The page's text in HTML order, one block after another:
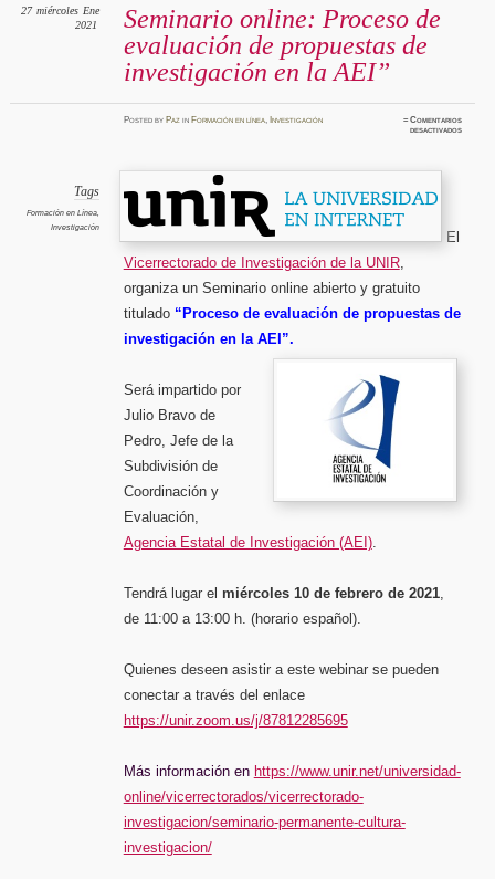
Seminario online: Proceso de
evaluación de propuestas de
investigación en la AEI”
27 miércoles Ene
2021
Postedby Paz in Formación en línea, Investigación ≈Comentarios
desactivadosen
Tags
Formación en Línea,
Investigación
El
Vicerrectorado de Investigación de la UNIR,
organiza un Seminario online abierto y gratuito
titulado“Proceso de evaluación de propuestas de
investigación en la AEI”.
Será impartido por
Julio Bravo de
Pedro, Jefe de la
Subdivisión de
Coordinación y
Evaluación,
Agencia Estatal de Investigación (AEI).
Tendrá lugar el miércoles 10 de febrero de 2021,
de 11:00 a 13:00 h. (horario español).
Quienes deseen asistir a este webinar se pueden
conectar a través del enlace
https://unir.zoom.us/j/87812285695
Más información en https://www.unir.net/universidad-
online/vicerrectorados/vicerrectorado-
investigacion/seminario-permanente-cultura-
investigacion/